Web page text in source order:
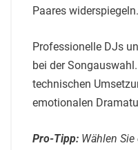
Paares widerspiegeln.
Professionelle DJs
bei der
technischen
emotionalen
Pro-Tipp: Wählen